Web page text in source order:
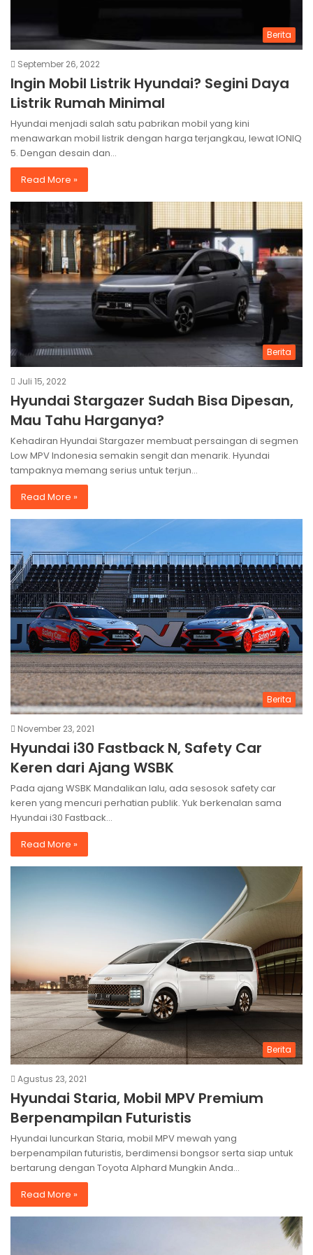
Berita
September 26, 2022
Ingin Mobil Listrik Hyundai? Segini Daya
Listrik Rumah Minimal
Hyundai menjadi salah satu pabrikan mobil yang kini
menawarkan mobil listrik dengan harga terjangkau, lewat IONIQ
5. Dengan desain dan…
Read More »
Berita
Juli 15, 2022
Hyundai Stargazer Sudah Bisa Dipesan,
Mau Tahu Harganya?
Kehadiran Hyundai Stargazer membuat persaingan di segmen
Low MPV Indonesia semakin sengit dan menarik. Hyundai
tampaknya memang serius untuk terjun…
Read More »
Berita
November 23, 2021
Hyundai i30 Fastback N, Safety Car
Keren dari Ajang WSBK
Pada ajang WSBK Mandalikan lalu, ada sesosok safety car
keren yang mencuri perhatian publik. Yuk berkenalan sama
Hyundai i30 Fastback…
Read More »
Berita
Agustus 23, 2021
Hyundai Staria, Mobil MPV Premium
Berpenampilan Futuristis
Hyundai luncurkan Staria, mobil MPV mewah yang
berpenampilan futuristis, berdimensi bongsor serta siap untuk
bertarung dengan Toyota Alphard Mungkin Anda…
Read More »